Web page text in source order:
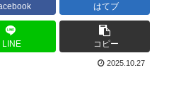
はてブ
LINE コピー
2025.10.27